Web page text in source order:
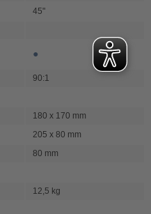
45"
●
90:1
180 x 170 mm
205 x 80 mm
80 mm
12,5 kg